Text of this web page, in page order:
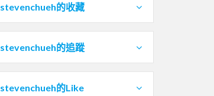
stevenchueh的收藏
stevenchueh的追蹤
stevenchueh的Like